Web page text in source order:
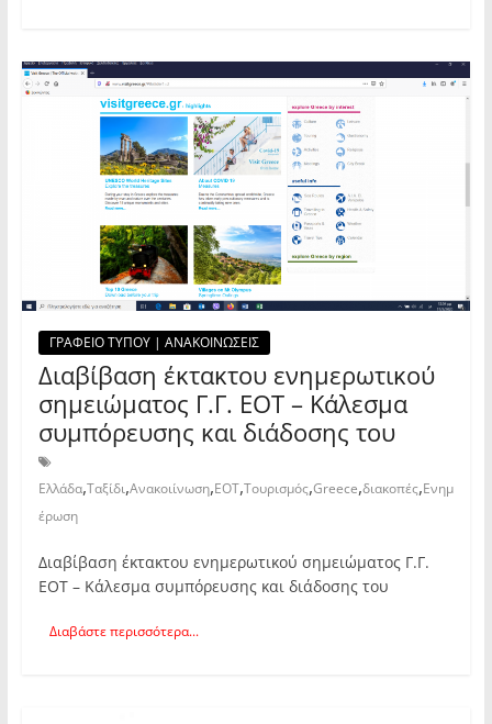
ΓΡΑΦΕΙΟ ΤΥΠΟΥ | ΑΝΑΚΟΙΝΩΣΕΙΣ
Διαβίβαση έκτακτου ενημερωτικού
σημειώματος Γ.Γ. ΕΟΤ – Κάλεσμα
συμπόρευσης και διάδοσης του
Ελλάδα,Ταξίδι,Ανακοιίνωση,ΕΟΤ,Τουρισμός,Greece,διακοπές,Ενημ
έρωση
Διαβίβαση έκτακτου ενημερωτικού σημειώματος Γ.Γ.
ΕΟΤ – Κάλεσμα συμπόρευσης και διάδοσης του
Διαβάστε περισσότερα...